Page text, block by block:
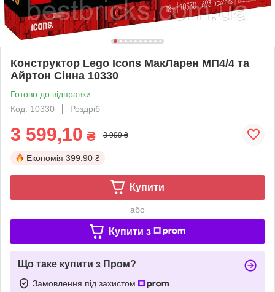
Конструктор Lego Icons МакЛарен МП4/4 та
Айртон Сінна 10330
Готово до відправки
Код: 10330
Роздріб
3 599,10 ₴ 3 999 ₴
Економія 399.90 ₴
Купити
або
Купити з
Що таке купити з Пром?
Замовлення під захистом